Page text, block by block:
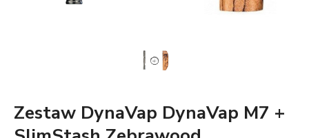
Zestaw DynaVap DynaVap M7 +